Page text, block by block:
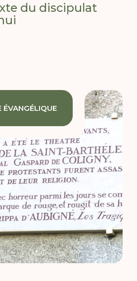
du discipulat
ÉVANGÉLIQUE